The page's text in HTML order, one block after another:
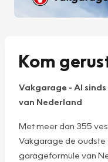
Kom
Vakgarage - Al
van Nederland
Met meer dan 355
Vakgarage de
garageformule van